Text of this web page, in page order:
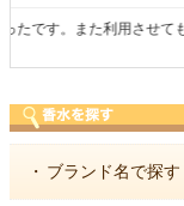
好きな香水を、いろ
・ ブランド名で探す